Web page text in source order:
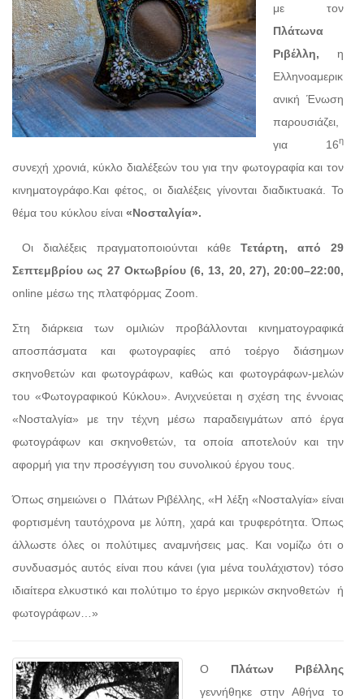
με τον
Πλάτωνα
Ριβέλλη, η
Ελληνοαμερικ
ανική Ένωση
παρουσιάζει,
για 16η
συνεχή χρονιά, κύκλο διαλέξεών του για την φωτογραφία και τον
κινηματογράφο.Και φέτος, οι διαλέξεις γίνονται διαδικτυακά. Το
θέμα του κύκλου είναι «Νοσταλγία».
Οι διαλέξεις πραγματοποιούνται κάθε Τετάρτη, από 29
Σεπτεμβρίου ως 27 Οκτωβρίου (6, 13, 20, 27), 20:00–22:00,
online μέσω της πλατφόρμας Ζoom.
Στη διάρκεια των ομιλιών προβάλλονται κινηματογραφικά
αποσπάσματα και φωτογραφίες από τοέργο διάσημων
σκηνοθετών και φωτογράφων, καθώς και φωτογράφων-μελών
του «Φωτογραφικού Κύκλου». Ανιχνεύεται η σχέση της έννοιας
«Νοσταλγία» με την τέχνη μέσω παραδειγμάτων από έργα
φωτογράφων και σκηνοθετών, τα οποία αποτελούν και την
αφορμή για την προσέγγιση του συνολικού έργου τους.
Όπως σημειώνει ο Πλάτων Ριβέλλης, «Η λέξη «Νοσταλγία» είναι
φορτισμένη ταυτόχρονα με λύπη, χαρά και τρυφερότητα. Όπως
άλλωστε όλες οι πολύτιμες αναμνήσεις μας. Και νομίζω ότι ο
συνδυασμός αυτός είναι που κάνει (για μένα τουλάχιστον) τόσο
ιδιαίτερα ελκυστικό και πολύτιμο το έργο μερικών σκηνοθετών ή
φωτογράφων…»
Ο Πλάτων Ριβέλλης
γεννήθηκε στην Αθήνα το